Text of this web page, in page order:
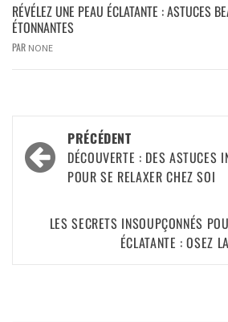
RÉVÉLEZ UNE PEAU ÉCLATANTE : ASTUCES
ÉTONNANTES
PAR NONE
PRÉCÉDENT
DÉCOUVERTE : DES ASTUCES
POUR SE RELAXER CHEZ SOI
LES SECRETS INSOUPÇONNÉS
ÉCLATANTE : OSEZ